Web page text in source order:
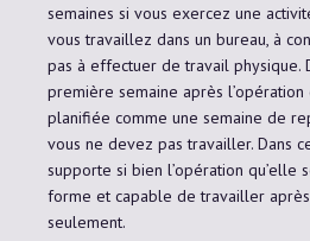
semaines si vous exercez une
vous travaillez dans un bureau, à
pas à effectuer de travail physique.
première semaine après
planifiée comme une semaine de
vous ne devez pas travailler. Dans
supporte si bien l’opération qu’elle
forme et capable de travailler
seulement.